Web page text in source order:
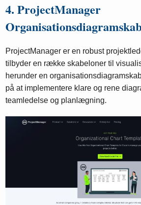
4. ProjectManager
ProjectManager er en robust
tilbyder en række skabeloner til
herunder en
på at implementere klare og rene
teamledelse og planlægning.